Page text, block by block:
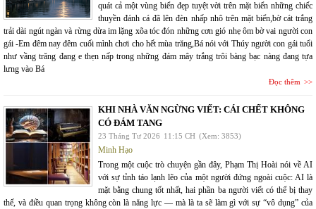
quát cả một vùng biển đẹp tuyệt vời trên mặt biển những chiếc
thuyền đánh cá đã lên đèn nhấp nhô trên mặt biển,bờ cát trắng
trải dài ngút ngàn và rừng dừa im lặng xõa tóc đón những cơn gió nhẹ ôm bờ vai người con
gái -Em đêm nay đêm cuối mình chơi cho hết mùa trăng,Bá nói với Thúy người con gái tuổi
như vầng trăng đang e thẹn nấp trong những đám mây trắng trôi bàng bạc nàng đang tựa
lưng vào Bá
Đọc thêm
KHI NHÀ VĂN NGỪNG VIẾT: CÁI CHẾT KHÔNG
CÓ ĐÁM TANG
23 Tháng Tư 2026 11:15 CH (Xem: 3853)
Minh Hạo
Trong một cuộc trò chuyện gần đây, Phạm Thị Hoài nói về AI
với sự tỉnh táo lạnh lẽo của một người đứng ngoài cuộc: AI là
mặt bằng chung tốt nhất, hai phần ba người viết có thể bị thay
thế, và điều quan trọng không còn là năng lực — mà là ta sẽ làm gì với sự “vô dụng” của